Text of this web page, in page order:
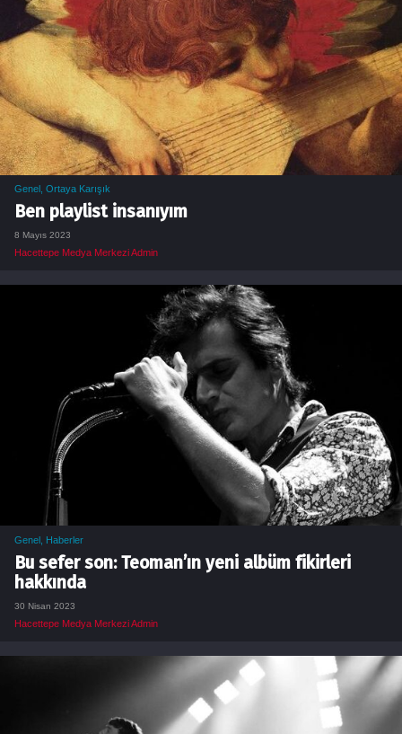
Genel Ortaya Karışık
Ben playlist insanıyım
8 Mayıs 2023
Hacettepe Medya Merkezi Admin
Genel Haberler
Bu sefer son: Teoman’ın yeni albüm fikirleri
hakkında
30 Nisan 2023
Hacettepe Medya Merkezi Admin